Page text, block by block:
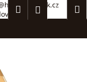
>>
HledatPřihlášení